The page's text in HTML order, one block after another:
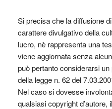
Si precisa che la diffusione
carattere divulgativo della
lucro, nè rappresenta una
viene aggiornata senza
può pertanto considerarsi
della legge n. 62 del
Nel caso si dovesse
qualsiasi copyright